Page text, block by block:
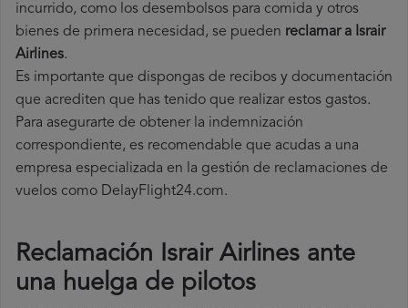
incurrido, como los desembolsos para comida y otros
bienes de primera necesidad, se pueden reclamar a Israir
Airlines.
Es importante que dispongas de recibos y documentación
que acrediten que has tenido que realizar estos gastos.
Para asegurarte de obtener la indemnización
correspondiente, es recomendable que acudas a una
empresa especializada en la gestión de reclamaciones de
vuelos como DelayFlight24.com.
Reclamación Israir Airlines ante
una huelga de pilotos